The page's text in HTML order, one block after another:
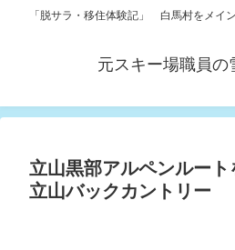
「脱サラ・移住体験記」 白馬村をメイ
元スキー場職員の
立山黒部アルペンルー
立山バックカントリー